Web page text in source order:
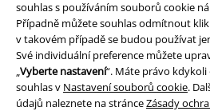
souhlas s používáním souborů cookie
Případně můžete souhlas odmítnout
v takovém případě se budou používat
Své individuální preference můžete
„Vyberte nastavení“. Máte právo
souhlas v Nastavení souborů cookie.
údajů naleznete na stránceZásady